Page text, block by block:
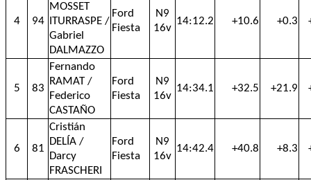
4 94
MOSSET
ITURRASPE /
Gabriel
DALMAZZO
Ford
Fiesta
N9
16v
14:12.2 +10.6 +0.3
5 83
Fernando
RAMAT /
Federico
CASTAÑO
Ford
Fiesta
N9
16v
14:34.1 +32.5 +21.9
6 81
Cristián
DELÍA /
Darcy
FRASCHERI
Ford
Fiesta
N9
16v
14:42.4 +40.8 +8.3